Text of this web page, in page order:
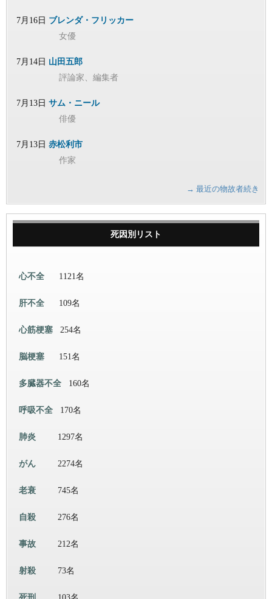
7月16日 ブレンダ・フリッカー
女優
7月14日 山田五郎
評論家、編集者
7月13日 サム・ニール
俳優
7月13日 赤松利市
作家
→ 最近の物故者続き
死因別リスト
心不全 1121名
肝不全 109名
心筋梗塞 254名
脳梗塞 151名
多臓器不全 160名
呼吸不全 170名
肺炎 1297名
がん 2274名
老衰 745名
自殺 276名
事故 212名
射殺 73名
死刑 103名